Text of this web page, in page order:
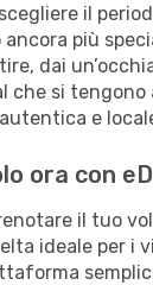
il
più
dai
che si tengono
e
ora con
il tuo
ideale per i